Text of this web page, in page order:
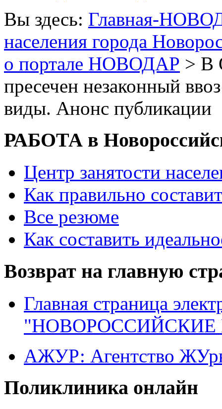
Вы здесь: Главная-
населения города
о портале НОВОДАР > В
пресечен незаконный
виды. Анонс публикации
РАБОТА в
Центр занятости
Как правильно
Все резюме
Как составить
Возврат на главную
Главная страница
"НОВОРОССИЙСКИЕ
АЖУР: Агентство
Поликлиника онлайн